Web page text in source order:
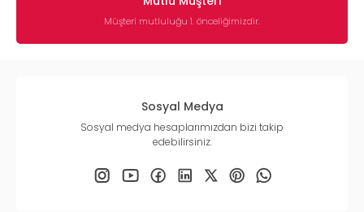
Müşteri mutluluğu 1. önceliğimizdir.
Sosyal Medya
Sosyal medya hesaplarımızdan bizi takip
edebilirsiniz.